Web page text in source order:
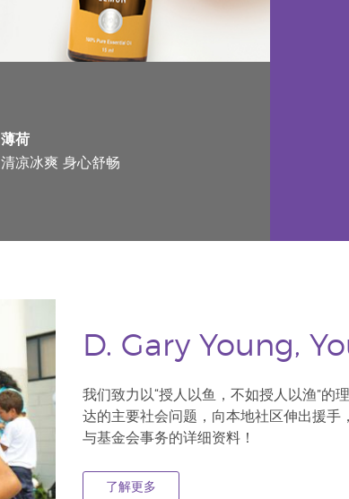
薄荷
清凉冰爽 身心舒畅
D. Gary Young,
我们致力以“授人以鱼，不如授人以渔”的
达的主要社会问题，向本地社区伸出援
与基金会事务的详细资料！
了解更多